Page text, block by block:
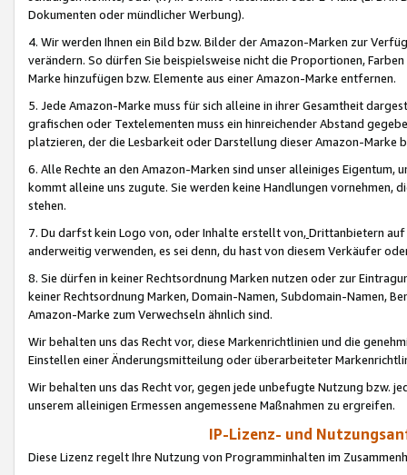
Dokumenten oder mündlicher Werbung).
4. Wir werden Ihnen ein Bild bzw. Bilder der Amazon-Marken zur
verändern. So dürfen Sie beispielsweise nicht die Proportionen,
Marke hinzufügen bzw. Elemente aus einer Amazon-Marke entfernen.
5. Jede Amazon-Marke muss für sich alleine in ihrer Gesamtheit
grafischen oder Textelementen muss ein hinreichender Abstand
platzieren, der die Lesbarkeit oder Darstellung dieser Amazon-Marke
6. Alle Rechte an den Amazon-Marken sind unser alleiniges
kommt alleine uns zugute. Sie werden keine Handlungen vornehmen,
stehen.
7. Du darfst kein Logo von, oder Inhalte erstellt von,Drittanbietern auf
anderweitig verwenden, es sei denn, du hast von diesem Verkäufer
8. Sie dürfen in keiner Rechtsordnung Marken nutzen oder zur
keiner Rechtsordnung Marken, Domain-Namen, Subdomain-Namen,
Amazon-Marke zum Verwechseln ähnlich sind.
Wir behalten uns das Recht vor, diese Markenrichtlinien und die
Einstellen einer Änderungsmitteilung oder überarbeiteter
Wir behalten uns das Recht vor, gegen jede unbefugte Nutzung bzw.
unserem alleinigen Ermessen angemessene Maßnahmen zu ergreifen.
IP-Lizenz- und
Diese Lizenz regelt Ihre Nutzung von Programminhalten im